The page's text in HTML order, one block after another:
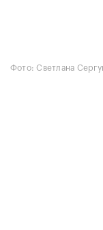
Фото: Светлана